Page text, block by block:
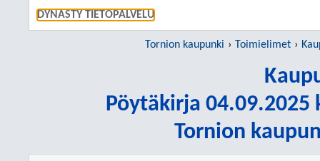
DYNASTY TIETOPALVELU
Tornion kaupunki Toimielimet
Pöytäkirja 04.09.2025
Tornion